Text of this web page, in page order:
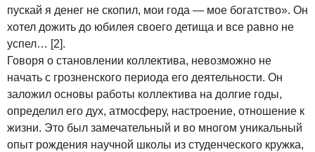
пускай я денег не скопил, мои года — мое богатство». Он
хотел дожить до юбилея своего детища и все равно не
успел… [2].
Говоря о становлении коллектива, невозможно не
начать с грозненского периода его деятельности. Он
заложил основы работы коллектива на долгие годы,
определил его дух, атмосферу, настроение, отношение к
жизни. Это был замечательный и во многом уникальный
опыт рождения научной школы из студенческого кружка,